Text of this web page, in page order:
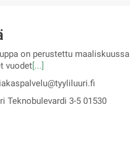
on perustettu maaliskuussa
vuodet[...]
Teknobulevardi 3-5 01530